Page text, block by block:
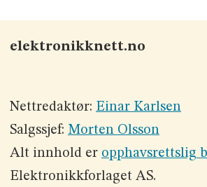
elektronikknett.no
Nettredaktør: Einar Karlsen
Salgssjef: Morten Olsson
Alt innhold er opphavsrettslig
Elektronikkforlaget AS.